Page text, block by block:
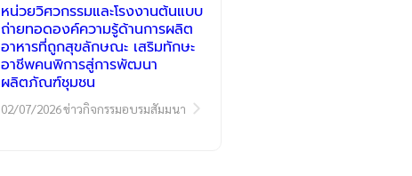
หน่วยวิศวกรรมและโรงงานต้นแบบ
ถ่ายทอดองค์ความรู้ด้านการผลิต
อาหารที่ถูกสุขลักษณะ เสริมทักษะ
อาชีพคนพิการสู่การพัฒนา
ผลิตภัณฑ์ชุมชน
02/07/2026ข่าวกิจกรรมอบรมสัมมนา